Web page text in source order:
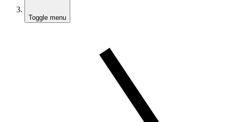
Toggle menu